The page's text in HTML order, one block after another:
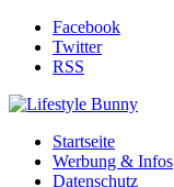
Facebook
Twitter
RSS
Startseite
Werbung & Infos
Datenschutz